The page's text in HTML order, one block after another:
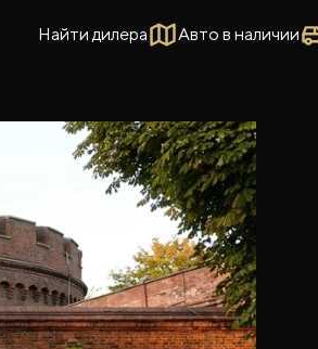
Найти дилера Авто в наличии